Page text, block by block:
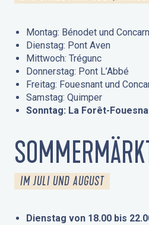
Montag: Bénodet und
Dienstag: Pont Aven
Mittwoch: Trégunc
Donnerstag: Pont L’Abbé
Freitag: Fouesnant und
Samstag: Quimper
Sonntag: La Forêt-
IM JULI UND AUGUST
Dienstag von 18.00 bis